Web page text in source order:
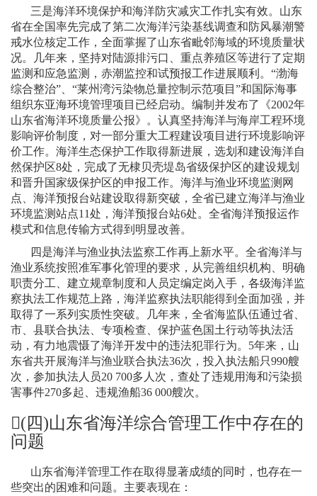
三是海洋环境保护和海洋防灾减灾工作扎实有效。山东
省在全国率先完成了第二次海洋污染基线调查和防风暴潮警
戒水位核定工作，全面掌握了山东省毗邻海域的环境质量状
况。几年来，坚持对陆源排污口、重点养殖区等进行了定期
监测和应急监测，赤潮监控和试预报工作进展顺利。“渤海
综合整治”、“莱州湾污染物总量控制示范项目”和国际海事
组织东亚海环境管理项目已经启动。编制并发布了《2002年
山东省海洋环境质量公报》。认真坚持海洋与海岸工程环境
影响评价制度，对一部分重大工程建设项目进行环境影响评
价工作。海洋生态保护工作取得新进展，选划和建设海洋自
然保护区8处，完成了无棣贝壳堤岛省级保护区的建设规划
和晋升国家级保护区的申报工作。海洋与渔业环境监测网
点、海洋预报台站建设取得新突破，全省已建立海洋与渔业
环境监测站点11处，海洋预报台站6处。全省海洋预报运作
模式和信息传输方式得到明显改善。
四是海洋与渔业执法监察工作再上新水平。全省海洋与
渔业系统按照准军事化管理的要求，从完善组织机构、明确
职责分工、建立规章制度和人员定编定岗入手，各级海洋监
察执法工作规范上路，海洋监察执法职能得到全面加强，并
取得了一系列实质性突破。几年来，全省海监队伍通过省、
市、县联合执法、专项检查、保护蓝色国土行动等执法活
动，有力地震慑了海洋开发中的违法犯罪行为。 5年来，山
东省共开展海洋与渔业联合执法36次，投入执法船只990艘
次，参加执法人员20 700多人次，查处了违规用海和污染损
害事件270多起、违规渔船36 000艘次。
(四)山东省海洋综合管理工作中存在的
问题
山东省海洋管理工作在取得显著成绩的同时，也存在一
些突出的困难和问题。主要表现在：